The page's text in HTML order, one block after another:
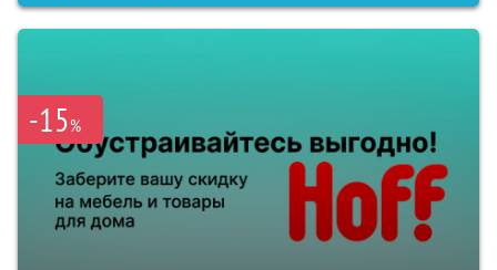
-15%